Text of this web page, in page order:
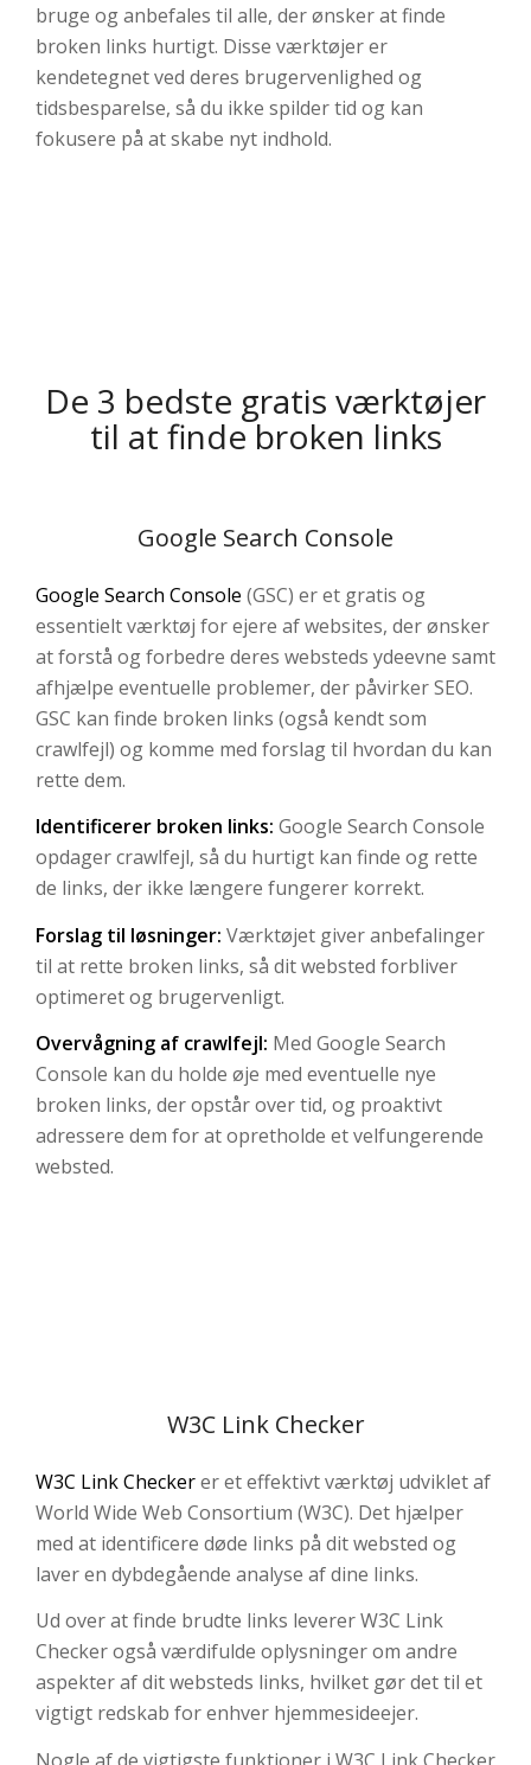
bruge og anbefales til alle, der ønsker at finde
broken links hurtigt. Disse værktøjer er
kendetegnet ved deres brugervenlighed og
tidsbesparelse, så du ikke spilder tid og kan
fokusere på at skabe nyt indhold.
De 3 bedste gratis værktøjer
til at finde broken links
Google Search Console
Google Search Console (GSC) er et gratis og
essentielt værktøj for ejere af websites, der ønsker
at forstå og forbedre deres websteds ydeevne samt
afhjælpe eventuelle problemer, der påvirker SEO.
GSC kan finde broken links (også kendt som
crawlfejl) og komme med forslag til hvordan du kan
rette dem.
Identificerer broken links: Google Search Console
opdager crawlfejl, så du hurtigt kan finde og rette
de links, der ikke længere fungerer korrekt.
Forslag til løsninger: Værktøjet giver anbefalinger
til at rette broken links, så dit websted forbliver
optimeret og brugervenligt.
Overvågning af crawlfejl: Med Google Search
Console kan du holde øje med eventuelle nye
broken links, der opstår over tid, og proaktivt
adressere dem for at opretholde et velfungerende
websted.
W3C Link Checker
W3C Link Checkerer et effektivt værktøj udviklet af
World Wide Web Consortium (W3C). Det hjælper
med at identificere døde links på dit websted og
laver en dybdegående analyse af dine links.
Ud over at finde brudte links leverer W3C Link
Checker også værdifulde oplysninger om andre
aspekter af dit websteds links, hvilket gør det til et
vigtigt redskab for enhver hjemmesideejer.